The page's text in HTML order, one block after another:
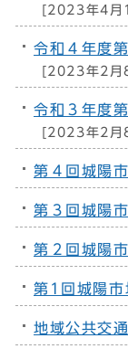
[2023年4月
令和４年度
[2023年2月
令和３年度
[2023年2月
第４回城陽
第３回城陽
第２回城陽
第1回城陽市
地域公共交